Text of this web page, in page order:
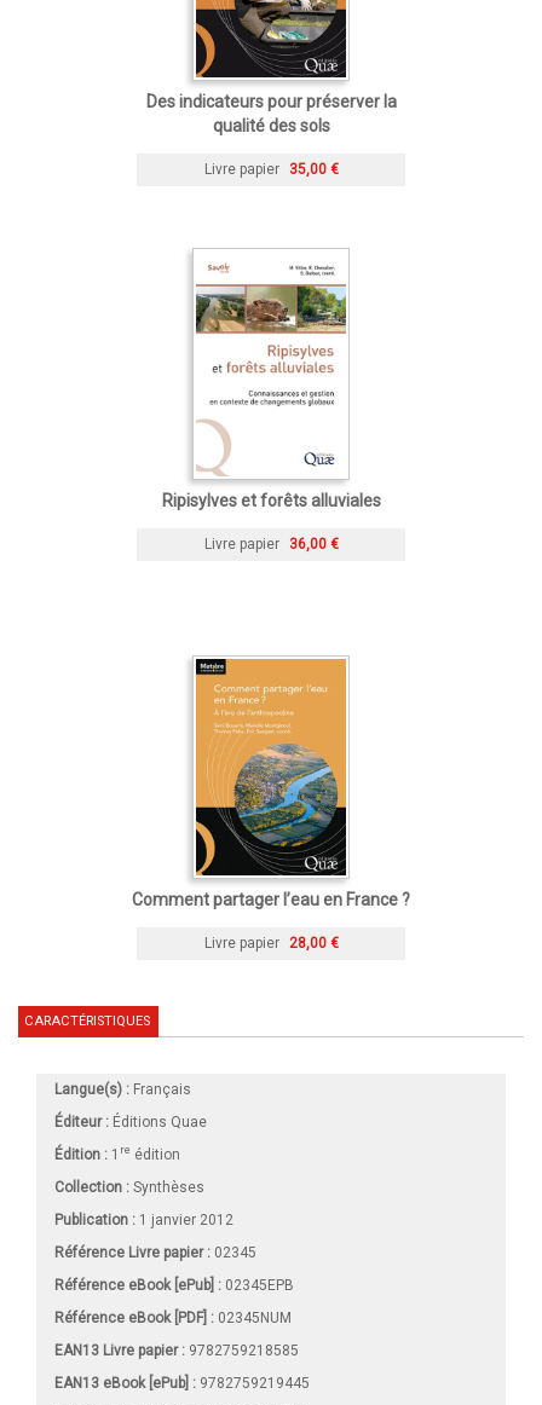
Des indicateurs pour préserver la
qualité des sols
Livre papier 35,00 €
Ripisylves et forêts alluviales
Livre papier 36,00 €
Comment partager l’eau en France ?
Livre papier 28,00 €
CARACTÉRISTIQUES
Langue(s) : Français
Éditeur : Éditions Quae
Édition : 1 re édition
Collection : Synthèses
Publication : 1 janvier 2012
Référence Livre papier : 02345
Référence eBook [ePub] : 02345EPB
Référence eBook [PDF] : 02345NUM
EAN13 Livre papier : 9782759218585
EAN13 eBook [ePub] : 9782759219445